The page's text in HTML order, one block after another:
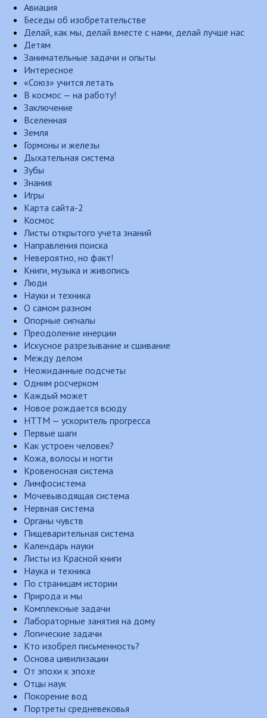
Авиация
Беседы об изобретательстве
Делай, как мы, делай вместе с нами, делай лучше нас
Детям
Занимательные задачи и опыты
Интересное
«Союз» учится летать
В космос — на работу!
Заключение
Вселенная
Земля
Гормоны и железы
Дыхательная система
Зубы
Знания
Игры
Карта сайта-2
Космос
Листы открытого учета знаний
Направления поиска
Невероятно, но факт!
Книги, музыка и живопись
Люди
Науки и техника
О самом разном
Опорные сигналы
Преодоление инерции
Искусное разрезывание и сшивание
Между делом
Неожиданные подсчеты
Одним росчерком
Каждый может
Новое рождается всюду
НТТМ — ускоритель прогресса
Первые шаги
Как устроен человек?
Кожа, волосы и ногти
Кровеносная система
Лимфосистема
Мочевыводящая система
Нервная система
Органы чувств
Пищеварительная система
Календарь науки
Листы из Красной книги
Наука и техника
По страницам истории
Природа и мы
Комплексные задачи
Лабораторные занятия на дому
Логические задачи
Кто изобрел письменность?
Основа цивилизации
От эпохи к эпохе
Отцы наук
Покорение вод
Портреты средневековья